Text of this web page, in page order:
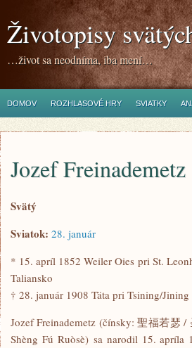
Životopisy
…život sa neodníma, iba mení…
DOMOV ROZHLASOVÉ HRY SVIATKY
Jozef
Svätý
Sviatok: 28. január
* 15. apríl 1852 Weiler Oies pri St.
Taliansko
† 28. január 1908 Täta pri Tsining/
Jozef Freinademetz (čínsky: 聖福若瑟
Shèng Fú Ruòsè) sa narodil 15. apríla